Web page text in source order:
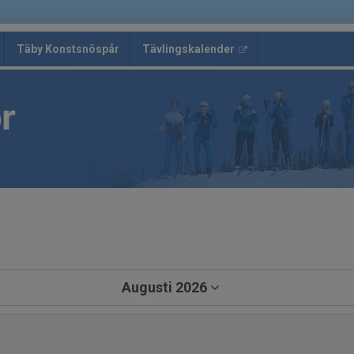
Täby Konstsnöspår Tävlingskalender
Augusti 2026